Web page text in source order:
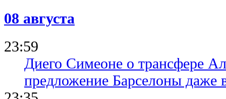
08 августа
23:59
Диего Симеоне о трансфере
предложение Барселоны даже